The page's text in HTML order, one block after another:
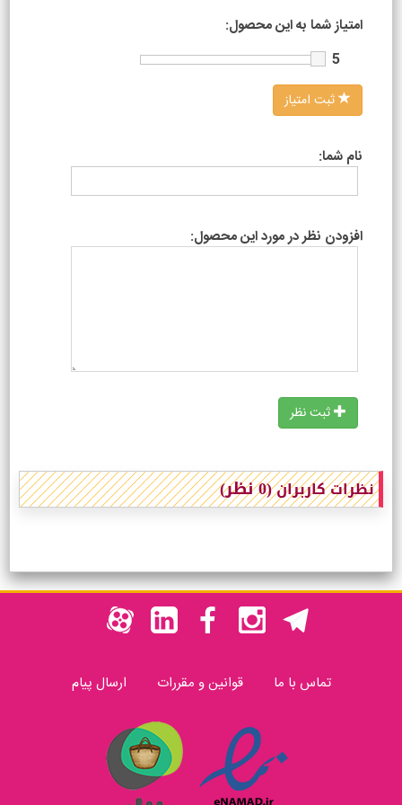
امتیاز شما به این محصول:
5
ثبت امتیاز
نام شما:
افزودن نظر در مورد این محصول:
ثبت نظر
نظرات کاربران(0 نظر)
تماس با ما قوانین و مقررات ارسال پیام